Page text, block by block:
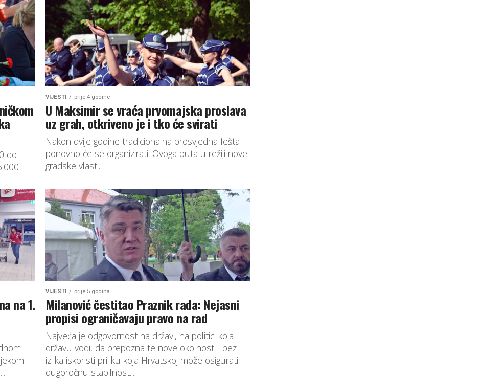
do
VIJESTI prije 4 godine
U Maksimir se vraća prvomajska proslava
uz grah, otkriveno je i tko će svirati
Nakon dvije godine tradicionalna prosvjedna fešta
ponovno će se organizirati. Ovoga puta u režiji nove
gradske vlasti.
na 1.
VIJESTI prije 5 godina
Milanović čestitao Praznik rada: Nejasni
propisi ograničavaju pravo na rad
Najveća je odgovornost na državi, na politici koja
državu vodi, da prepozna te nove okolnosti i bez
izlika iskoristi priliku koja Hrvatskoj može osigurati
dugoročnu stabilnost...